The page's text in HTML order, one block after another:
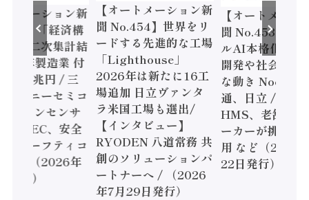
トメーション新
】「経済構
調査二次集計結
年製造業 付
額86兆円 / 三
とソニーセミコ
ジョンセンサ
/ IDEC、安全
すセーフティコ
ーラ（2026年
発行）
【オートメーション新
聞 No.454】世界をリ
ードする先進的な工場
「Lighthouse」
2026年は新たに16工
場追加 日立ヴァンタ
ラ米国工場も選出/
【インタビュー】
RYODEN 八道常務 共
創のソリューションパ
ートナーへ / （2026
年7月29日発行）
【オートメーシ
聞 No.453】フ
ルAI本格化へ
開発や社会実装
な動き Noetra
通、日立 / 兵神
HMS、老舗ポ
ーカーが挑むデ
用 など（2026
22日発行）